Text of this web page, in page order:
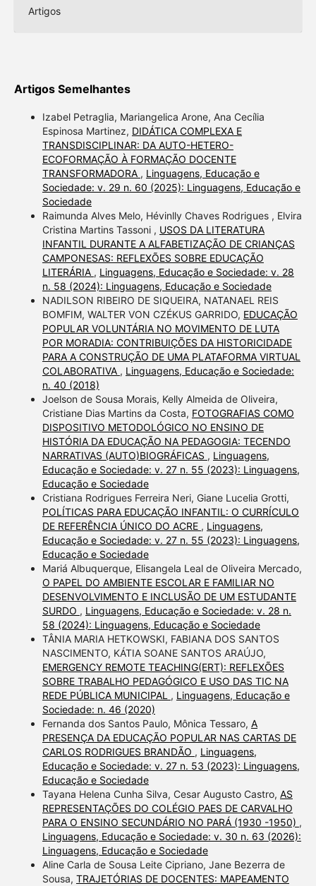
Artigos
Artigos Semelhantes
Izabel Petraglia, Mariangelica Arone, Ana Cecília
Espinosa Martinez, DIDÁTICA COMPLEXA E
TRANSDISCIPLINAR: DA AUTO-HETERO-
ECOFORMAÇÃO À FORMAÇÃO DOCENTE
TRANSFORMADORA , Linguagens, Educação e
Sociedade: v. 29 n. 60 (2025): Linguagens, Educação e
Sociedade
Raimunda Alves Melo, Hévinlly Chaves Rodrigues , Elvira
Cristina Martins Tassoni , USOS DA LITERATURA
INFANTIL DURANTE A ALFABETIZAÇÃO DE CRIANÇAS
CAMPONESAS: REFLEXÕES SOBRE EDUCAÇÃO
LITERÁRIA , Linguagens, Educação e Sociedade: v. 28
n. 58 (2024): Linguagens, Educação e Sociedade
NADILSON RIBEIRO DE SIQUEIRA, NATANAEL REIS
BOMFIM, WALTER VON CZÉKUS GARRIDO, EDUCAÇÃO
POPULAR VOLUNTÁRIA NO MOVIMENTO DE LUTA
POR MORADIA: CONTRIBUIÇÕES DA HISTORICIDADE
PARA A CONSTRUÇÃO DE UMA PLATAFORMA VIRTUAL
COLABORATIVA , Linguagens, Educação e Sociedade:
n. 40 (2018)
Joelson de Sousa Morais, Kelly Almeida de Oliveira,
Cristiane Dias Martins da Costa, FOTOGRAFIAS COMO
DISPOSITIVO METODOLÓGICO NO ENSINO DE
HISTÓRIA DA EDUCAÇÃO NA PEDAGOGIA: TECENDO
NARRATIVAS (AUTO)BIOGRÁFICAS , Linguagens,
Educação e Sociedade: v. 27 n. 55 (2023): Linguagens,
Educação e Sociedade
Cristiana Rodrigues Ferreira Neri, Giane Lucelia Grotti,
POLÍTICAS PARA EDUCAÇÃO INFANTIL: O CURRÍCULO
DE REFERÊNCIA ÚNICO DO ACRE , Linguagens,
Educação e Sociedade: v. 27 n. 55 (2023): Linguagens,
Educação e Sociedade
Mariá Albuquerque, Elisangela Leal de Oliveira Mercado,
O PAPEL DO AMBIENTE ESCOLAR E FAMILIAR NO
DESENVOLVIMENTO E INCLUSÃO DE UM ESTUDANTE
SURDO , Linguagens, Educação e Sociedade: v. 28 n.
58 (2024): Linguagens, Educação e Sociedade
TÂNIA MARIA HETKOWSKI, FABIANA DOS SANTOS
NASCIMENTO, KÁTIA SOANE SANTOS ARAÚJO,
EMERGENCY REMOTE TEACHING(ERT): REFLEXÕES
SOBRE TRABALHO PEDAGÓGICO E USO DAS TIC NA
REDE PÚBLICA MUNICIPAL , Linguagens, Educação e
Sociedade: n. 46 (2020)
Fernanda dos Santos Paulo, Mônica Tessaro, A
PRESENÇA DA EDUCAÇÃO POPULAR NAS CARTAS DE
CARLOS RODRIGUES BRANDÃO , Linguagens,
Educação e Sociedade: v. 27 n. 53 (2023): Linguagens,
Educação e Sociedade
Tayana Helena Cunha Silva, Cesar Augusto Castro, AS
REPRESENTAÇÕES DO COLÉGIO PAES DE CARVALHO
PARA O ENSINO SECUNDÁRIO NO PARÁ (1930 -1950) ,
Linguagens, Educação e Sociedade: v. 30 n. 63 (2026):
Linguagens, Educação e Sociedade
Aline Carla de Sousa Leite Cipriano, Jane Bezerra de
Sousa, TRAJETÓRIAS DE DOCENTES: MAPEAMENTO